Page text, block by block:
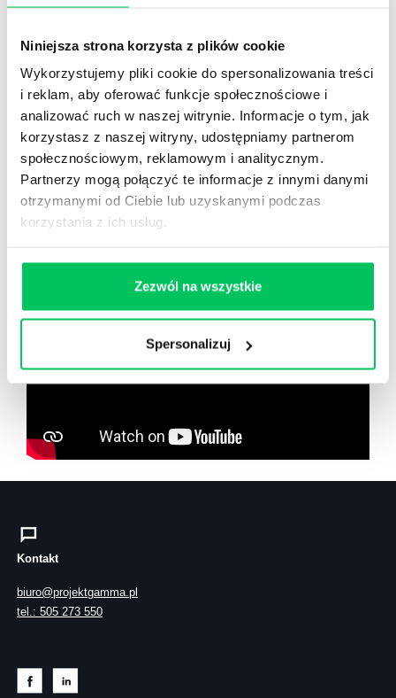
Niniejsza strona korzysta z plików cookie
Wykorzystujemy pliki cookie do spersonalizowania treści
i reklam, aby oferować funkcje społecznościowe i
analizować ruch w naszej witrynie. Informacje o tym, jak
korzystasz z naszej witryny, udostępniamy partnerom
społecznościowym, reklamowym i analitycznym.
Partnerzy mogą połączyć te informacje z innymi danymi
otrzymanymi od Ciebie lub uzyskanymi podczas
korzystania z ich usług.
Zezwól na wszystkie
Spersonalizuj
Nowy użytkownik?
Zarejestruj się
Zobacz co znajdzieszw
wikiGamma+
Kontakt
biuro@projektgamma.pl
tel.: 505 273 550